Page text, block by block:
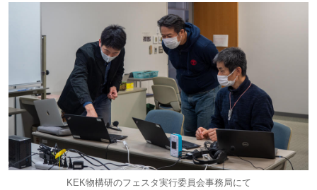
KEK物構研のフェスタ実行委員会事務局にて